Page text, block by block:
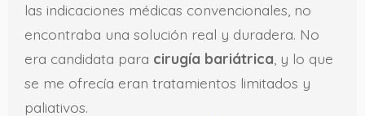
las indicaciones médicas convencionales, no
encontraba una solución real y duradera. No
era candidata para cirugía bariátrica , y lo que
se me ofrecía eran tratamientos limitados y
paliativos.